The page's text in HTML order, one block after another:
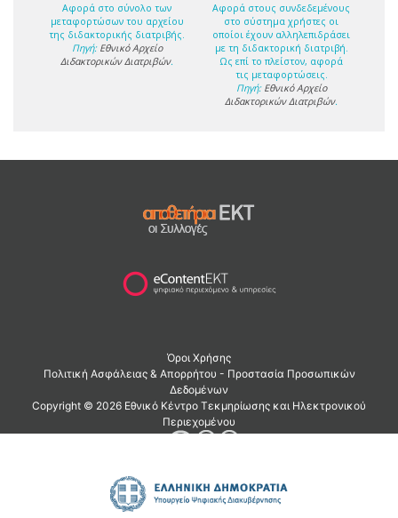
Αφορά στο σύνολο των
μεταφορτώσων του αρχείου
της διδακτορικής διατριβής.
Πηγή: Εθνικό Αρχείο
Διδακτορικών Διατριβών.
Αφορά στους συνδεδεμένους
στο σύστημα χρήστες οι
οποίοι έχουν αλληλεπιδράσει
με τη διδακτορική διατριβή.
Ως επί το πλείστον, αφορά
τις μεταφορτώσεις.
Πηγή: Εθνικό Αρχείο
Διδακτορικών Διατριβών.